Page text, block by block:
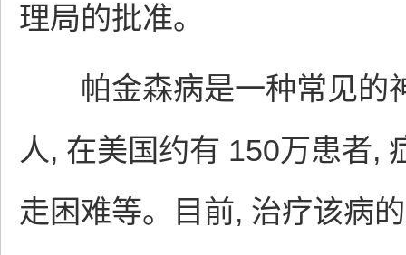
理局的批准。
帕金森病是一种常见的
人, 在美国约有 150万患者,
走困难等。目前, 治疗该病